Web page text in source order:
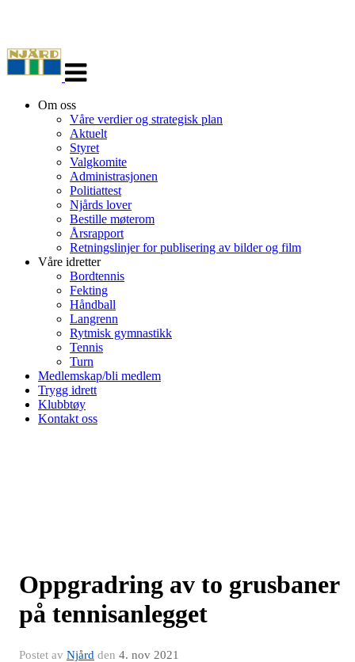
navigasjon
Om oss
Våre verdier og strategisk plan
Aktuelt
Styret
Valgkomite
Administrasjonen
Politiattest
Njårds lover
Bestille møterom
Årsrapport
Retningslinjer for publisering av bilder og film
Våre idretter
Bordtennis
Fekting
Håndball
Langrenn
Rytmisk gymnastikk
Tennis
Turn
Medlemskap/bli medlem
Trygg idrett
Klubbtøy
Kontakt oss
Oppgradring av to grusbaner
på tennisanlegget
Postet av Njård den 4. nov 2021